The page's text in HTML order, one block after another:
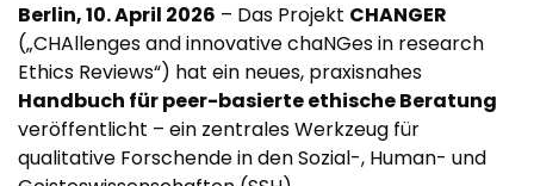
Berlin, 10. April 2026 – Das Projekt CHANGER
(„CHAllenges and innovative chaNGes in research
Ethics Reviews“) hat ein neues, praxisnahes
Handbuch für peer-basierte ethische Beratung
veröffentlicht – ein zentrales Werkzeug für
qualitative Forschende in den Sozial-, Human- und